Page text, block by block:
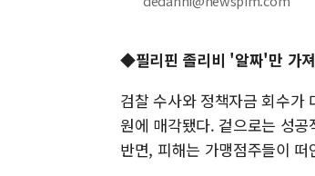
◆필리핀 졸리비 '알짜'만 가
검찰 수사와 정책자금 회수가
원에 매각됐다. 겉으로는 성
반면, 피해는 가맹점주들이 떠